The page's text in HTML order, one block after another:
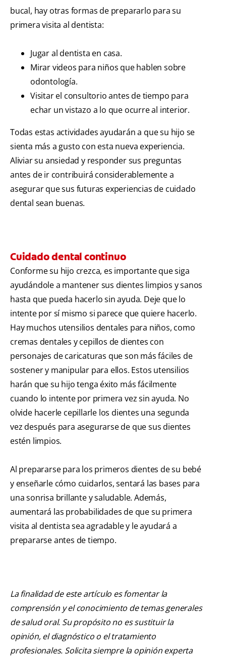
bucal, hay otras formas de prepararlo para su
primera visita al dentista:
Jugar al dentista en casa.
Mirar videos para niños que hablen sobre
odontología.
Visitar el consultorio antes de tiempo para
echar un vistazo a lo que ocurre al interior.
Todas estas actividades ayudarán a que su hijo se
sienta más a gusto con esta nueva experiencia.
Aliviar su ansiedad y responder sus preguntas
antes de ir contribuirá considerablemente a
asegurar que sus futuras experiencias de cuidado
dental sean buenas.
Cuidado dental continuo
Conforme su hijo crezca, es importante que siga
ayudándole a mantener sus dientes limpios y sanos
hasta que pueda hacerlo sin ayuda. Deje que lo
intente por sí mismo si parece que quiere hacerlo.
Hay muchos utensilios dentales para niños, como
cremas dentales y cepillos de dientes con
personajes de caricaturas que son más fáciles de
sostener y manipular para ellos. Estos utensilios
harán que su hijo tenga éxito más fácilmente
cuando lo intente por primera vez sin ayuda. No
olvide hacerle cepillarle los dientes una segunda
vez después para asegurarse de que sus dientes
estén limpios.
Al prepararse para los primeros dientes de su bebé
y enseñarle cómo cuidarlos, sentará las bases para
una sonrisa brillante y saludable. Además,
aumentará las probabilidades de que su primera
visita al dentista sea agradable y le ayudará a
prepararse antes de tiempo.
La finalidad de este artículo es fomentar la
comprensión y el conocimiento de temas generales
de salud oral. Su propósito no es sustituir la
opinión, el diagnóstico o el tratamiento
profesionales. Solicita siempre la opinión experta